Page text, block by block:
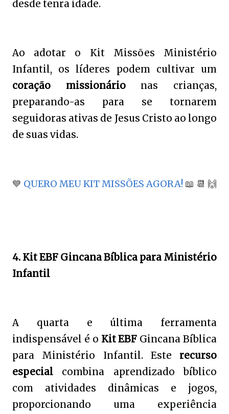
desde tenra idade.
Ao adotar o Kit Missões Ministério
Infantil, os líderes podem cultivar um
coração missionárionas crianças,
preparando-as para se tornarem
seguidoras ativas de Jesus Cristo ao longo
de suas vidas.
💙 QUERO MEU KIT MISSÕES AGORA! 📖 📆 🙌
4. Kit EBF Gincana Bíblica para Ministério
Infantil
A quarta e última ferramenta
indispensável é o Kit EBF Gincana Bíblica
para Ministério Infantil. Este recurso
especial combina aprendizado bíblico
com atividades dinâmicas e jogos,
proporcionando uma experiência